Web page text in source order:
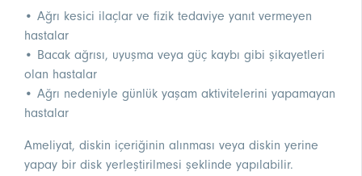
• Ağrı kesici ilaçlar ve fizik tedaviye yanıt vermeyen
hastalar
• Bacak ağrısı, uyuşma veya güç kaybı gibi şikayetleri
olan hastalar
• Ağrı nedeniyle günlük yaşam aktivitelerini yapamayan
hastalar
Ameliyat, diskin içeriğinin alınması veya diskin yerine
yapay bir disk yerleştirilmesi şeklinde yapılabilir.